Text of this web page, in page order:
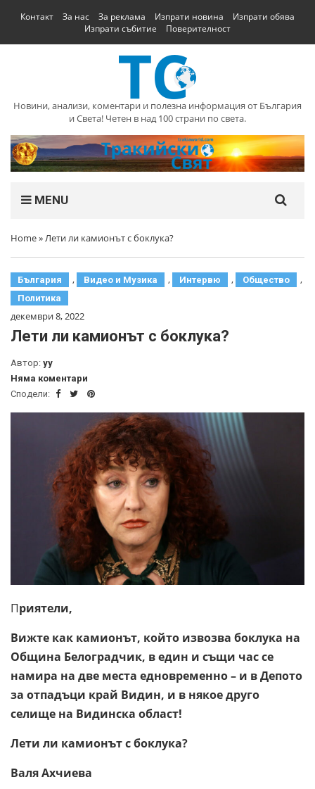
Контакт За нас За реклама Изпрати новина
Изпрати обява
Изпрати събитие
Поверителност
Новини, анализи, коментари и полезна информация от България
и Света! Четен в над 100 страни по света.
MENU
Home»Лети ли камионът с боклука?
България , Видео и Музика , Интервю , Общество ,
Политика
декември 8, 2022
Лети ли камионът с боклука?
Автор: yy
Няма коментари
Сподели:
Приятели,
Вижте как камионът, който извозва боклука на
Община Белоградчик, в един и същи час се
намира на две места едновременно – и в Депото
за отпадъци край Видин, и в някое друго
селище на Видинска област!
Лети ли камионът с боклука?
Валя Ахчиева